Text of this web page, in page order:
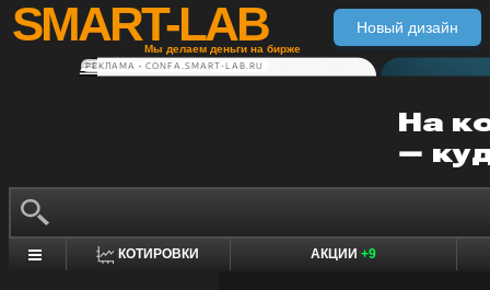
SMART-LAB
Мы делаем деньги на бирже
Новый дизайн
РЕКЛАМА • CONFA.SMART-LAB.RU
КОТИРОВКИ АКЦИИ +9